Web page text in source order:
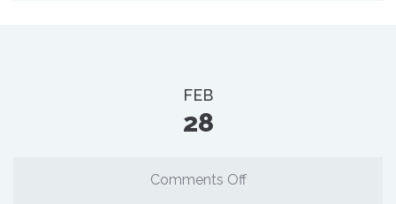
FEB
28
Comments Offon